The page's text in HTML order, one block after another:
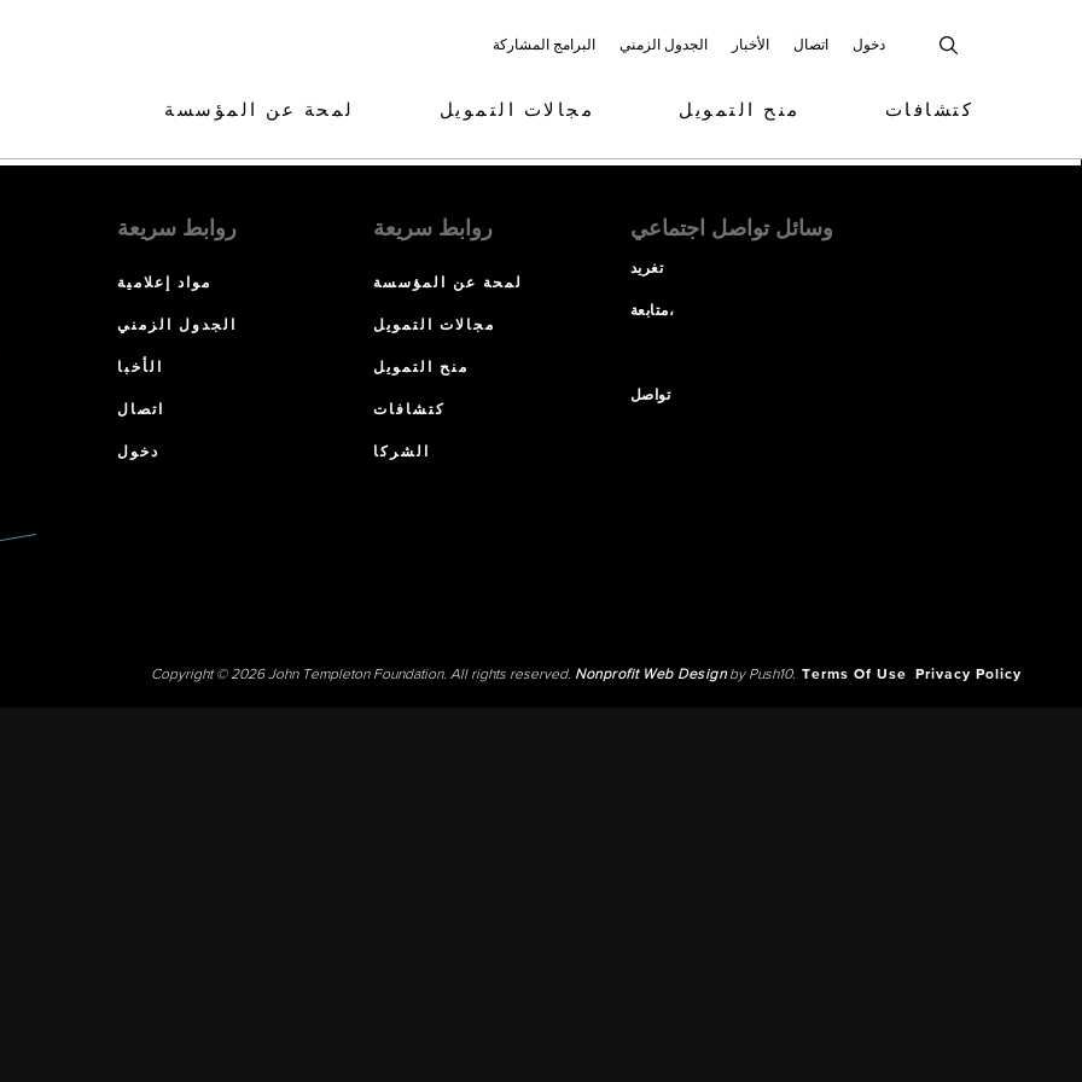
البرامج المشاركة الجدول الزمني الأخبار اتصال دخول
لمحة عن المؤسسة مجالات التمويل منح التمويل كتشافات
روابط سريعة
مواد إعلامية
الجدول الزمني
الأخبا
اتصال
دخول
روابط سريعة
لمحة عن المؤسسة
مجالات التمويل
منح التمويل
كتشافات
الشركا
وسائل تواصل اجتماعي
تغريد
متابعة،
تواصل
Copyright © 2026 John Templeton Foundation. All rights reserved. Nonprofit Web Designby Push10. Terms Of Use Privacy Policy